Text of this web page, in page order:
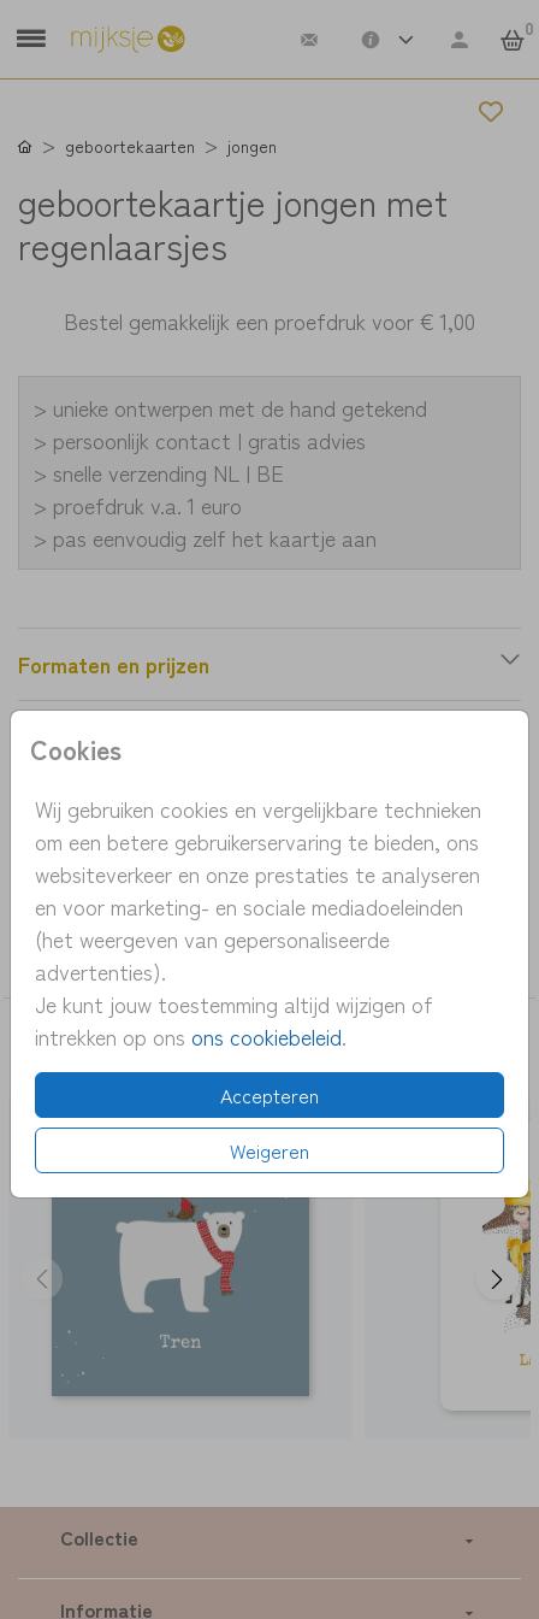
0
Cookies
Wij gebruiken cookies en vergelijkbare technieken
om een betere gebruikerservaring te bieden, ons
websiteverkeer en onze prestaties te analyseren
en voor marketing- en sociale mediadoeleinden
(het weergeven van gepersonaliseerde
advertenties).
Je kunt jouw toestemming altijd wijzigen of
intrekken op ons ons cookiebeleid.
Accepteren
Weigeren
geboortekaarten jongen
geboortekaartje jongen met
regenlaarsjes
Bestel gemakkelijk een proefdruk voor€ 1,00
> unieke ontwerpen met de hand getekend
> persoonlijk contact | gratis advies
> snelle verzending NL | BE
> proefdruk v.a. 1 euro
> pas eenvoudig zelf het kaartje aan
Formaten en prijzen
Productinformatie
OMSCHRIJVING
geboortekaartje jongen met regenlaarsjes
COLLECTIE
jongen
DEZE KAARTEN VIND JE MISSCHIEN OOK
LEUK
Collectie
Informatie